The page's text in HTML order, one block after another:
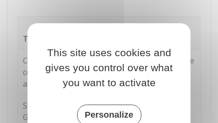
Type de document
Comptes annuels (bilan,
compte de résultat,
annexe...)
10 ans à partir de
la clôture de
l'exercice
Statuts d'une société, d'un
GIE
ou d'une association
5 ans à partir de
la perte de
This site uses cookies and
gives you control over what
you want to activate
Personalize